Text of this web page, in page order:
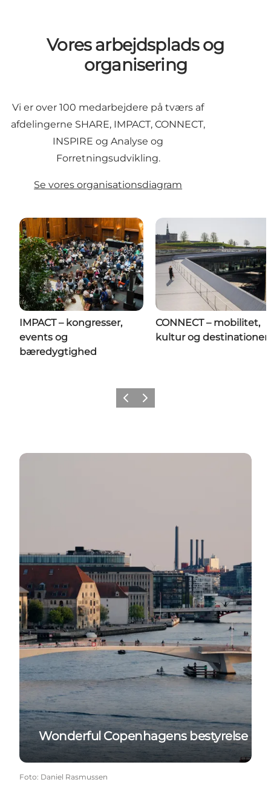
Vores arbejdsplads og
organisering
Vi er over 100 medarbejdere på tværs af
afdelingerne SHARE, IMPACT, CONNECT,
INSPIRE og Analyse og
Forretningsudvikling.
Se vores organisationsdiagram
IMPACT – kongresser,
events og
bæredygtighed
CONNECT – mobilitet,
kultur og destinationer
ForrigeNæste
Wonderful Copenhagens bestyrelse
Wonderful Copenhagens bestyrelse
Foto: Daniel Rasmussen